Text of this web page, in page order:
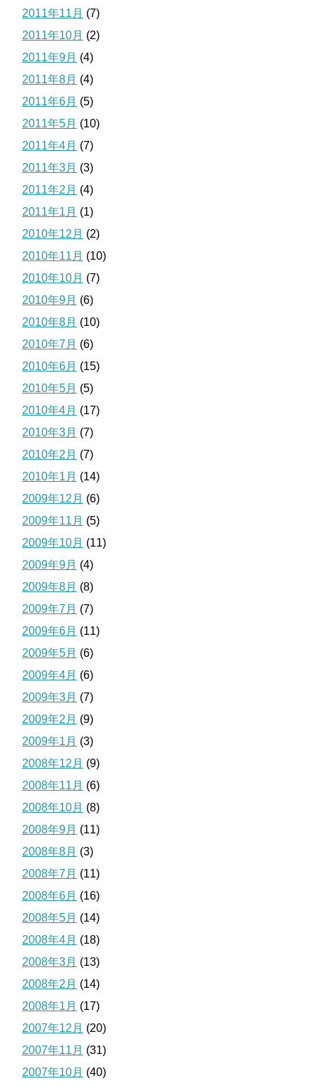
2011年11月 (7)
2011年10月 (2)
2011年9月 (4)
2011年8月 (4)
2011年6月 (5)
2011年5月 (10)
2011年4月 (7)
2011年3月 (3)
2011年2月 (4)
2011年1月 (1)
2010年12月 (2)
2010年11月 (10)
2010年10月 (7)
2010年9月 (6)
2010年8月 (10)
2010年7月 (6)
2010年6月 (15)
2010年5月 (5)
2010年4月 (17)
2010年3月 (7)
2010年2月 (7)
2010年1月 (14)
2009年12月 (6)
2009年11月 (5)
2009年10月 (11)
2009年9月 (4)
2009年8月 (8)
2009年7月 (7)
2009年6月 (11)
2009年5月 (6)
2009年4月 (6)
2009年3月 (7)
2009年2月 (9)
2009年1月 (3)
2008年12月 (9)
2008年11月 (6)
2008年10月 (8)
2008年9月 (11)
2008年8月 (3)
2008年7月 (11)
2008年6月 (16)
2008年5月 (14)
2008年4月 (18)
2008年3月 (13)
2008年2月 (14)
2008年1月 (17)
2007年12月 (20)
2007年11月 (31)
2007年10月 (40)